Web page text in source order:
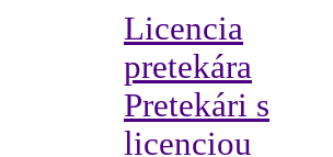
Licencia
pretekára
Pretekári s
licenciou